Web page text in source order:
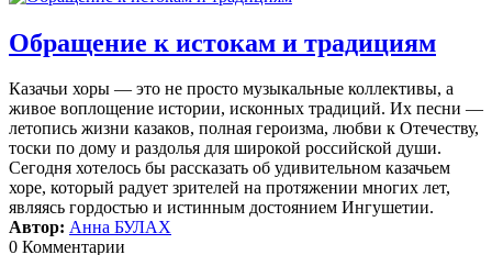
Обращение к истокам и традициям
Казачьи хоры — это не просто музыкальные коллективы, а
живое воплощение истории, исконных традиций. Их песни —
летопись жизни казаков, полная героизма, любви к Отечеству,
тоски по дому и раздолья для широкой российской души.
Сегодня хотелось бы рассказать об удивительном казачьем
хоре, который радует зрителей на протяжении многих лет,
являясь гордостью и истинным достоянием Ингушетии.
Автор: Анна БУЛАХ
0 Комментарии